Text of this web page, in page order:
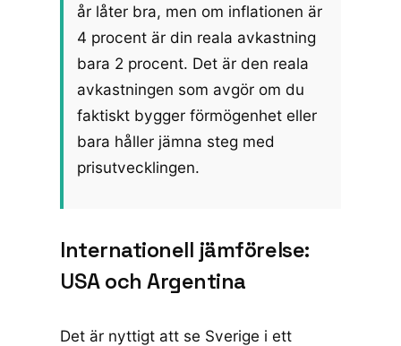
år låter bra, men om inflationen är
4 procent är din reala avkastning
bara 2 procent. Det är den reala
avkastningen som avgör om du
faktiskt bygger förmögenhet eller
bara håller jämna steg med
prisutvecklingen.
Internationell jämförelse:
USA och Argentina
Det är nyttigt att se Sverige i ett